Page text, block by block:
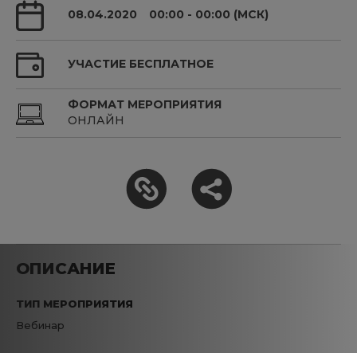
08.04.2020 00:00 - 00:00 (МСК)
УЧАСТИЕ БЕСПЛАТНОЕ
ФОРМАТ МЕРОПРИЯТИЯ
ОНЛАЙН
ОПИСАНИЕ
ТИП МЕРОПРИЯТИЯ
Вебинар